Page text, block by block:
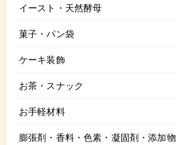
イースト・天然酵母
菓子・パン袋
ケーキ装飾
お茶・スナック
お手軽材料
膨張剤・香料・色素・凝固剤・添加物